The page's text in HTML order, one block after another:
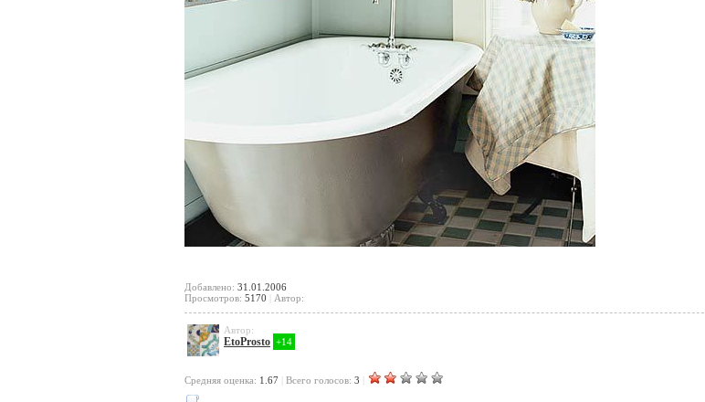
Добавлено: 31.01.2006
Просмотров: 5170 Автор:
Автор:
EtoProsto +14
Cредняя оценка: 1.67 Всего голосов: 3